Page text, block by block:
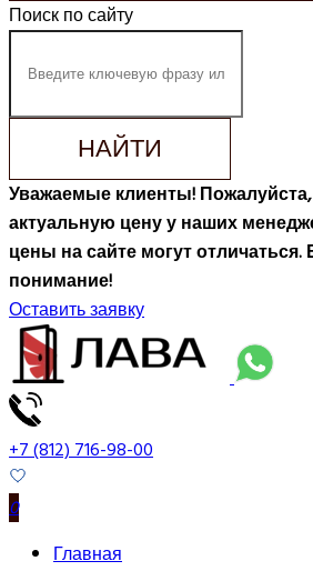
Поиск по сайту
НАЙТИ
Уважаемые клиенты!
актуальную цену у наших
цены на сайте могут
понимание!
Оставить заявку
+7 (812) 716-98-00
0
Главная